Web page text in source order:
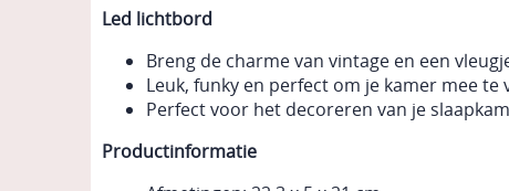
Led lichtbord
Breng de charme van vintage en een
Leuk, funky en perfect om je kamer mee te
Perfect voor het decoreren van je
Productinformatie